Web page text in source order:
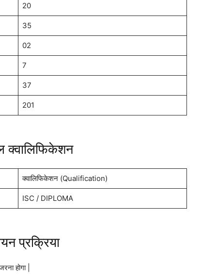
20
35
02
7
37
201
क्वालिफिकेशन (Qualification)
ISC / DIPLOMA
प्रक्रिया
होगा |